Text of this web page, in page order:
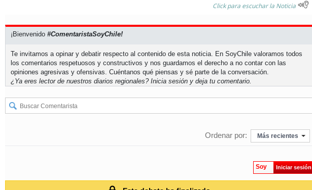
Click para escuchar la Noticia
¡Bienvenido #ComentaristaSoyChile!
Te invitamos a opinar y debatir respecto al contenido de esta noticia. En SoyChile valoramos todos
los comentarios respetuosos y constructivos y nos guardamos el derecho a no contar con las
opiniones agresivas y ofensivas. Cuéntanos qué piensas y sé parte de la conversación.
¿Ya eres lector de nuestros diarios regionales? Inicia sesión y deja tu comentario.
Ordenar por: Más recientes
Soy Iniciar sesión